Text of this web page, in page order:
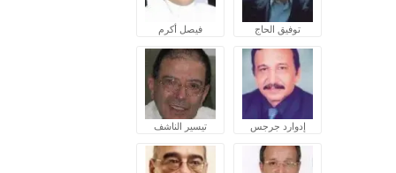
توفيق الحاج فيصل أكرم
إدوارد جرجس تيسير الناشف